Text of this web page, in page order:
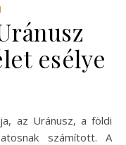
esélye
számított. A